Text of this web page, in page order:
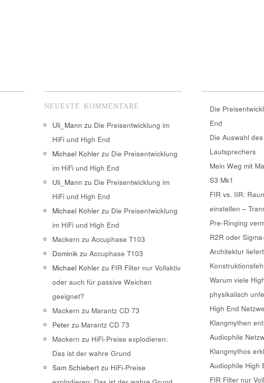
NEUESTE KOMMENTARE
Uli_Mann zu Die Preisentwicklung im
HiFi und High End
Michael Kohler zu Die Preisentwicklung
im HiFi und High End
Uli_Mann zu Die Preisentwicklung im
HiFi und High End
Michael Kohler zu Die Preisentwicklung
im HiFi und High End
Mackern zuAccuphase T103
Dominik zuAccuphase T103
Michael Kohler zu FIR Filter nur Vollaktiv
oder auch für passive Weichen
geeignet?
Mackern zu Marantz CD 73
Peter zu Marantz CD 73
Mackern zu HiFi-Preise explodieren:
Das ist der wahre Grund
Sam Schiebert zu HiFi-Preise
Die
End
Die Auswahl
Lautsprechers
Mein Weg mit
S3 Mk1
FIR vs. IIR:
einstellen –
Pre-Ringing
R2R oder
Architektur
Warum viele
physikalisch
High End
Klangmythen
Audiophile
Klangmythos
Audiophile High
FIR Filter nur